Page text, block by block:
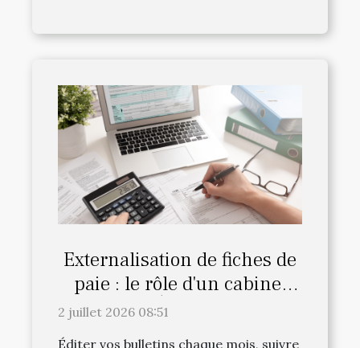
Externalisation de fiches de
paie : le rôle d'un cabinet
comme Équation Paie
2 juillet 2026 08:51
Éditer vos bulletins chaque mois, suivre